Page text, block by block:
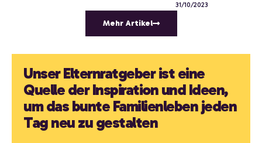
31/10/2023
Mehr Artikel
Unser Elternratgeber ist eine
Quelle der Inspiration und Ideen,
um das bunte Familienleben jeden
Tag neu zu gestalten